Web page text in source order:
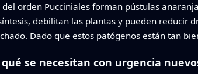
del orden Pucciniales forman pústulas
debilitan las plantas y pueden reducir
Dado que estos patógenos están tan
qué se necesitan con urgencia